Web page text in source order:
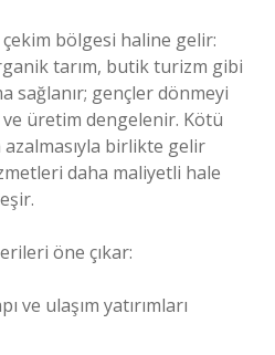
bölgesi haline gelir:
tarım, butik turizm gibi
sağlanır; gençler dönmeyi
üretim dengelenir. Kötü
birlikte gelir
daha maliyetli hale
öne çıkar:
ve ulaşım yatırımları